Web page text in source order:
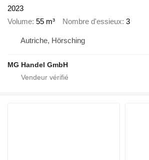
2023
Volume 55 m³ Nombre d'essieux 3
Autriche, Hörsching
MG Handel GmbH